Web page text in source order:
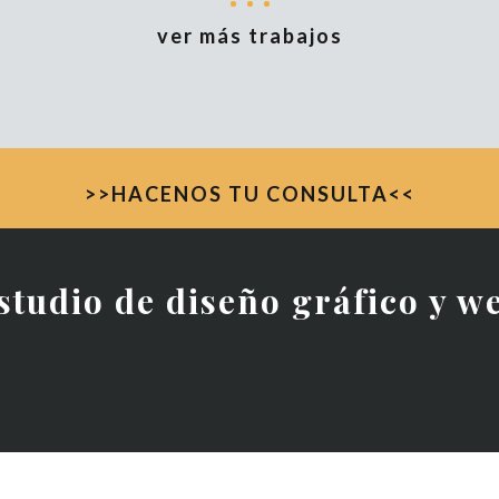
ver más trabajos
>>HACENOS TU CONSULTA<<
de diseño gráfico y